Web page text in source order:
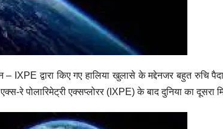
– IXPE द्वारा किए गए हालिया खुलासे के मद्देनजर बहुत रुचि
रे पोलारिमेट्री एक्सप्लोरर (IXPE) के बाद दुनिया का दूसरा